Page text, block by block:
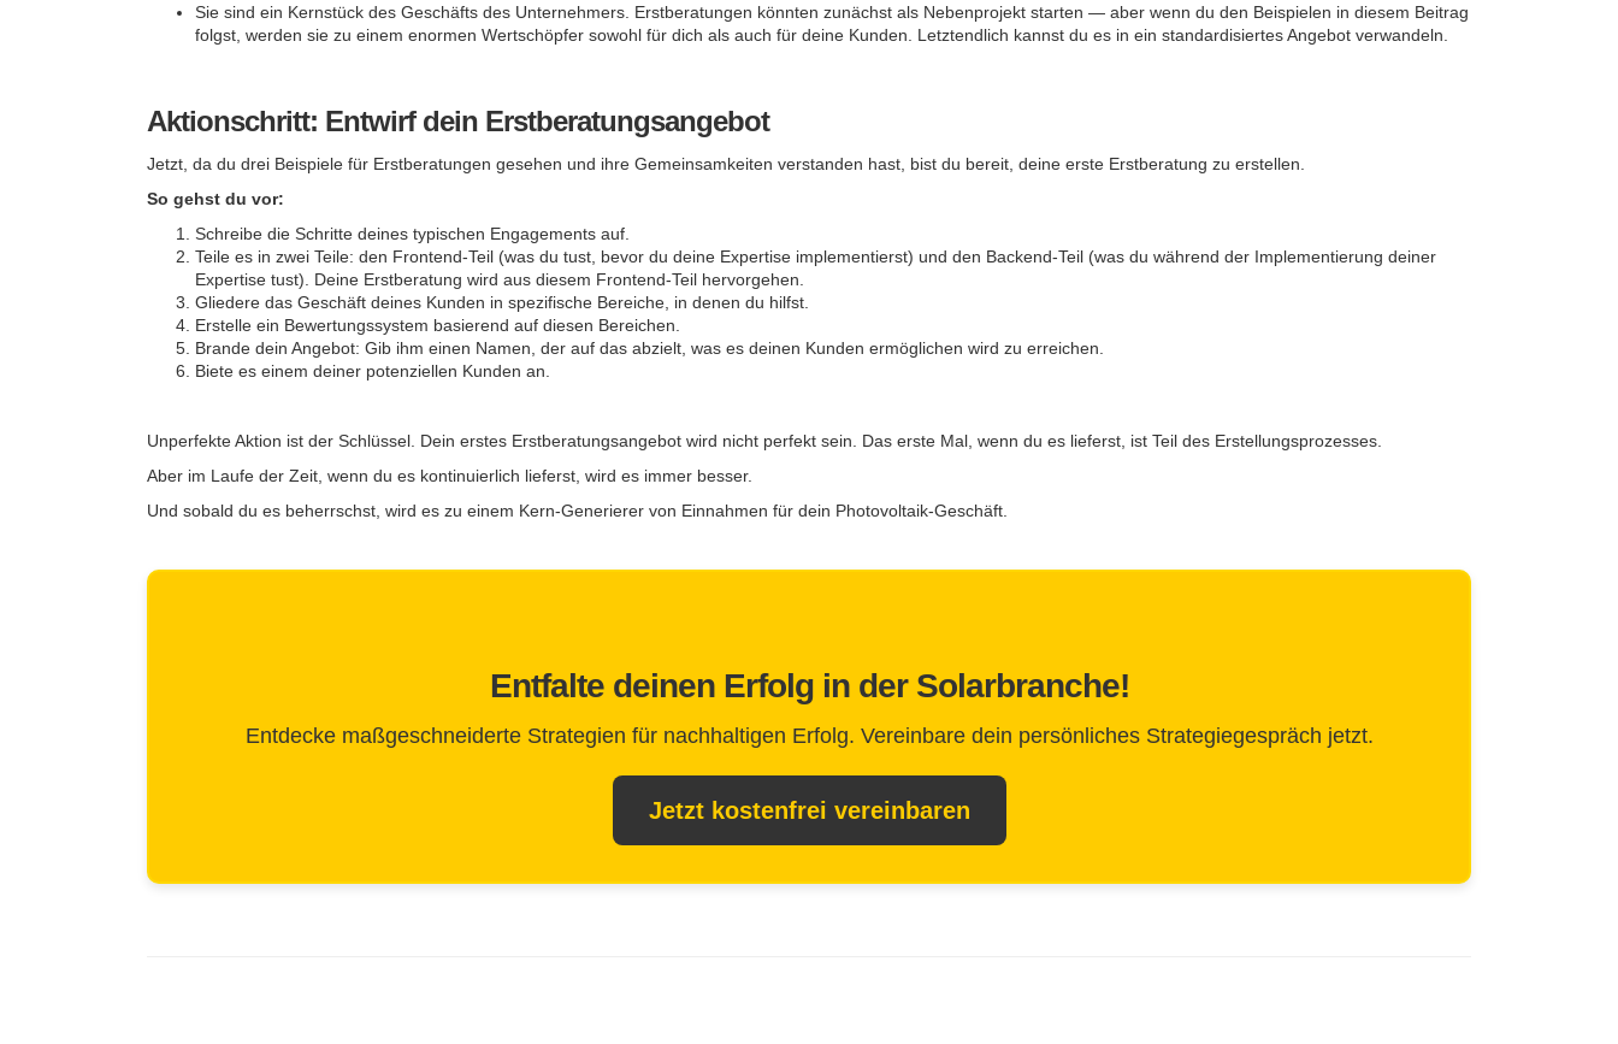
Sie sind ein Kernstück des Geschäfts des Unternehmers. Erstberatungen könnten zunächst als Nebenprojekt starten — aber wenn du den Beispielen in diesem Beitrag
folgst, werden sie zu einem enormen Wertschöpfer sowohl für dich als auch für deine Kunden. Letztendlich kannst du es in ein standardisiertes Angebot verwandeln.
Aktionschritt: Entwirf dein Erstberatungsangebot
Jetzt, da du drei Beispiele für Erstberatungen gesehen und ihre Gemeinsamkeiten verstanden hast, bist du bereit, deine erste Erstberatung zu erstellen.
So gehst du vor:
Schreibe die Schritte deines typischen Engagements auf.
Teile es in zwei Teile: den Frontend-Teil (was du tust, bevor du deine Expertise implementierst) und den Backend-Teil (was du während der Implementierung deiner
Expertise tust). Deine Erstberatung wird aus diesem Frontend-Teil hervorgehen.
Gliedere das Geschäft deines Kunden in spezifische Bereiche, in denen du hilfst.
Erstelle ein Bewertungssystem basierend auf diesen Bereichen.
Brande dein Angebot: Gib ihm einen Namen, der auf das abzielt, was es deinen Kunden ermöglichen wird zu erreichen.
Biete es einem deiner potenziellen Kunden an.
Unperfekte Aktion ist der Schlüssel. Dein erstes Erstberatungsangebot wird nicht perfekt sein. Das erste Mal, wenn du es lieferst, ist Teil des Erstellungsprozesses.
Aber im Laufe der Zeit, wenn du es kontinuierlich lieferst, wird es immer besser.
Und sobald du es beherrschst, wird es zu einem Kern-Generierer von Einnahmen für dein Photovoltaik-Geschäft.
Entfalte deinen Erfolg in der Solarbranche!
Entdecke maßgeschneiderte Strategien für nachhaltigen Erfolg. Vereinbare dein persönliches Strategiegespräch jetzt.
Jetzt kostenfrei vereinbaren